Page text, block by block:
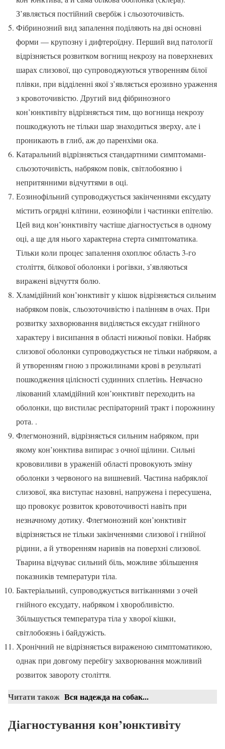
З’являється постійний свербіж і сльозоточивість.
Фібринозний вид запалення поділяють на дві основні
форми — крупозну і дифтероїдну. Перший вид патології
відрізняється розвитком вогнищ некрозу на поверхневих
шарах слизової, що супроводжуються утворенням білої
плівки, при відділенні якої з’являється ерозивно ураження
з кровоточивістю. Другий вид фібринозного
кон’юнктивіту відрізняється тим, що вогнища некрозу
пошкоджують не тільки шар знаходиться зверху, але і
проникають в глиб, аж до паренхіми ока.
Катаральний відрізняється стандартними симптомами-
сльозоточивість, набряком повік, світлобоязню і
непритянними відчуттями в оці.
Еозинофільний супроводжується закінченнями ексудату
містить огрядні клітини, еозинофіли і частинки епітелію.
Цей вид кон’юнктивіту частіше діагностується в одному
оці, а ще для нього характерна стерта симптоматика.
Тільки коли процес запалення охоплює область 3-го
століття, білкової оболонки і рогівки, з’являються
виражені відчуття болю.
Хламідійний кон’юнктивіт у кішок відрізняється сильним
набряком повік, сльозоточивістю і палінням в очах. При
розвитку захворювання виділяється ексудат гнійного
характеру і висипання в області нижньої повіки. Набряк
слизової оболонки супроводжується не тільки набряком, а
й утворенням гною з прожилинами крові в результаті
пошкодження цілісності судинних сплетінь. Невчасно
лікований хламідійний кон’юнктивіт переходить на
оболонки, що вистилає респіраторний тракт і порожнину
рота. .
Флегмонозний, відрізняється сильним набряком, при
якому кон’юнктива випирає з очної щілини. Сильні
крововиливи в ураженій області провокують зміну
оболонки з червоного на вишневий. Частина набряклої
слизової, яка виступає назовні, напружена і пересушена,
що провокує розвиток кровоточивості навіть при
незначному дотику. Флегмонозний кон’юнктивіт
відрізняється не тільки закінченнями слизової і гнійної
рідини, а й утворенням наривів на поверхні слизової.
Тварина відчуває сильний біль, можливе збільшення
показників температури тіла.
Бактеріальний, супроводжується витіканнями з очей
гнійного ексудату, набряком і хворобливістю.
Збільшується температура тіла у хворої кішки,
світлобоязнь і байдужість.
Хронічний не відрізняється вираженою симптоматикою,
однак при довгому перебігу захворювання можливий
розвиток завороту століття.
Читати також Вся надежда на собак...
Діагностування кон’юнктивіту